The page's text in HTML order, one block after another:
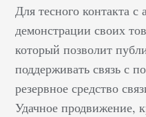
Для тесного контакта с
демонстрации своих
который позволит
поддерживать связь с
резервное средство
Удачное продвижение,